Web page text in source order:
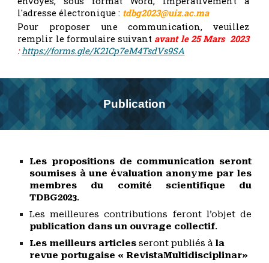
l'adresse électronique : tdbg2023@uiz.ac.ma
Pour proposer une communication, veuillez
remplir le formulaire suivant avant le 25 Mars 2023
:https://forms.gle/K21Cp7eM4TsdVs9SA
Publication
Les propositions de communication seront
soumises à une évaluation anonyme par les
membres du comité scientifique du
TDBG2023.
Les meilleures contributions feront l’objet de
publication dans un ouvrage collectif.
Les meilleurs articles seront publiés àla
revue portugaise « RevistaMultidisciplinar»